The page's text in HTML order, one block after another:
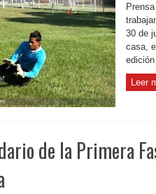
30 de
casa,
edición
Leer
de la Primera